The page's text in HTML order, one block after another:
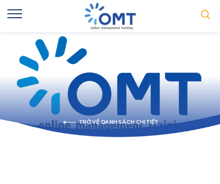
TRỞ VỀ DANH SÁCH CHI TIẾT